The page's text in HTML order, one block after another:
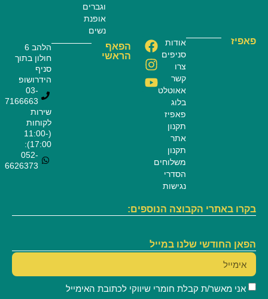
וגברים
אופנת
נשים
פאפיז
אודות
סניפים
צרו
קשר
אאוטלט
בלוג
פאפיז
תקנון
אתר
תקנון
משלוחים
הסדרי
נגישות
הפאף
הראשי
הלהב 6
חולון בתוך
סניף
הידרושופ
03-
7166663
שירות
לקוחות
(11:00-
17:00):
052-
6626373
בקרו באתרי הקבוצה הנוספים:
הפאן החודשי שלנו במייל
אני מאשר/ת קבלת חומרי שיווקי לכתובת האימייל